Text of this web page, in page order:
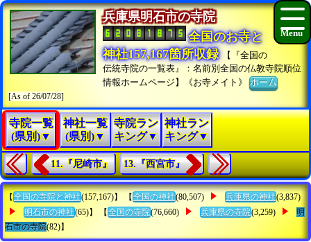
兵庫県明石市の寺院
全国のお寺と
神社157,167箇所収録
【『全国の
伝統寺院の一覧表』：名前別全国の仏教寺院順位
情報ホームページ】《お寺メイト》ホーム
[As of 26/07/28]
寺院一覧
(県別)▼
神社一覧
(県別)▼
寺院ラン
キング▼
神社ラン
キング▼
11.『尼崎市』 13.『西宮市』
【 全国の寺院と神社(157,167)】 【 全国の神社(80,507) 兵庫県の神社(3,837)
明石市の神社(65)】 【 全国の寺院(76,660) 兵庫県の寺院(3,259)
明
石市の寺院(82)】